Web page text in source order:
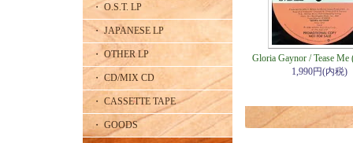
・ O.S.T. LP
・ JAPANESE LP
・ OTHER LP
・ CD/MIX CD
・ CASSETTE TAPE
・ GOODS
Gloria Gaynor / Tease Me
1,990円(内税)